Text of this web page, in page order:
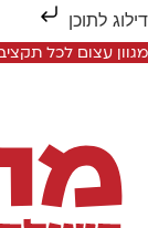
דילוג לתוכן
מגוון עצום לכל